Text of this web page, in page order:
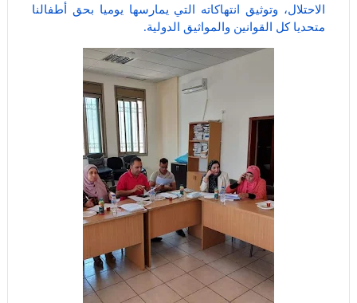
الاحتلال، وتوثيق انتهاكاته التي يمارسها يوميا بحق أطفالنا
متحديا كل القوانين والمواثيق الدولية.